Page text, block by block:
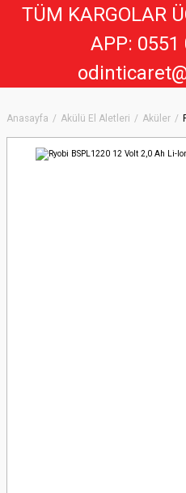
Anasayfa Akülü El Aletleri Aküler
TÜM KARGOLAR
APP: 0551